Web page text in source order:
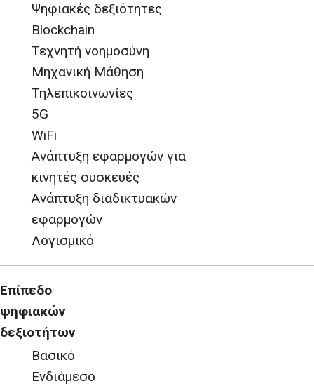
Ψηφιακές δεξιότητες
Blockchain
Τεχνητή νοημοσύνη
Μηχανική Μάθηση
Τηλεπικοινωνίες
5G
WiFi
Ανάπτυξη εφαρμογών για
κινητές συσκευές
Ανάπτυξη διαδικτυακών
εφαρμογών
Λογισμικό
Επίπεδο
ψηφιακών
δεξιοτήτων
Βασικό
Ενδιάμεσο